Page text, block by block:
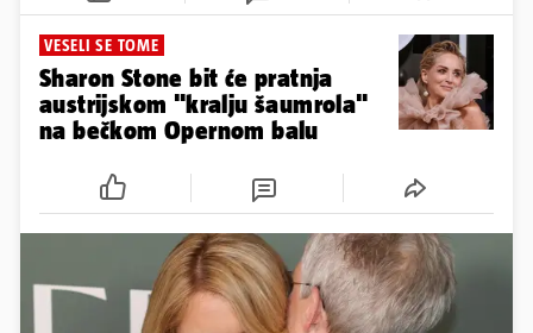
VESELI SE TOME
Sharon Stone bit će pratnja
austrijskom "kralju šaumrola"
na bečkom Opernom balu